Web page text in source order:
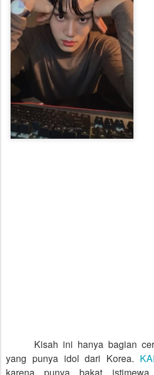
Kisah ini hanya bagian
yang punya idol dari Korea.